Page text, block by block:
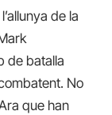
de la
de batalla
No
que han